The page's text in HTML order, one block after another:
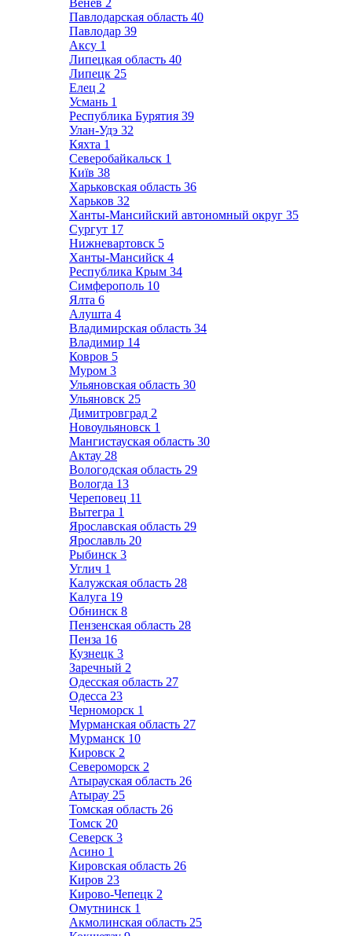
Венев 2
Павлодарская область 40
Павлодар 39
Аксу 1
Липецкая область 40
Липецк 25
Елец 2
Усмань 1
Республика Бурятия 39
Улан-Удэ 32
Кяхта 1
Северобайкальск 1
Київ 38
Харьковская область 36
Харьков 32
Ханты-Мансийский автономный округ 35
Сургут 17
Нижневартовск 5
Ханты-Мансийск 4
Республика Крым 34
Симферополь 10
Ялта 6
Алушта 4
Владимирская область 34
Владимир 14
Ковров 5
Муром 3
Ульяновская область 30
Ульяновск 25
Димитровград 2
Новоульяновск 1
Мангистауская область 30
Актау 28
Вологодская область 29
Вологда 13
Череповец 11
Вытегра 1
Ярославская область 29
Ярославль 20
Рыбинск 3
Углич 1
Калужская область 28
Калуга 19
Обнинск 8
Пензенская область 28
Пенза 16
Кузнецк 3
Заречный 2
Одесская область 27
Одесса 23
Черноморск 1
Мурманская область 27
Мурманск 10
Кировск 2
Североморск 2
Атырауская область 26
Атырау 25
Томская область 26
Томск 20
Северск 3
Асино 1
Кировская область 26
Киров 23
Кирово-Чепецк 2
Омутнинск 1
Акмолинская область 25